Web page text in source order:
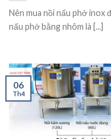
Nên mua nồi nấu phở inox
nấu phở bằng nhôm là [...]
06
Th4